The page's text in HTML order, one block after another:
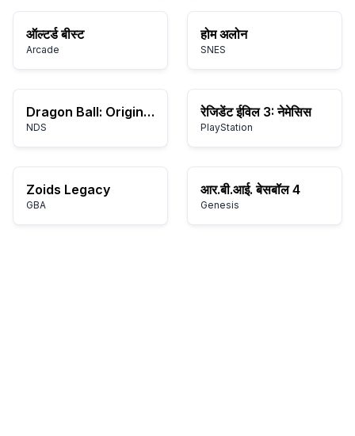
ऑल्टर्ड बीस्ट
Arcade
होम अलोन
SNES
Dragon Ball: Origins 2
NDS
रेजिडेंट ईविल 3: नेमेसिस
PlayStation
Zoids Legacy
GBA
आर.बी.आई. बेसबॉल 4
Genesis